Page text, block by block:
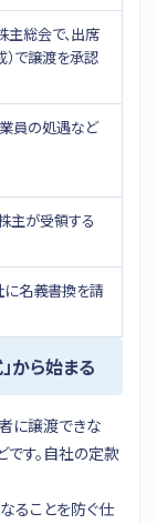
主総会で、出席
で譲渡を承認
業員の処遇など
主が受領する
名義書換を請
から始まる
に譲渡できな
です。自社の定款
ることを防ぐ仕